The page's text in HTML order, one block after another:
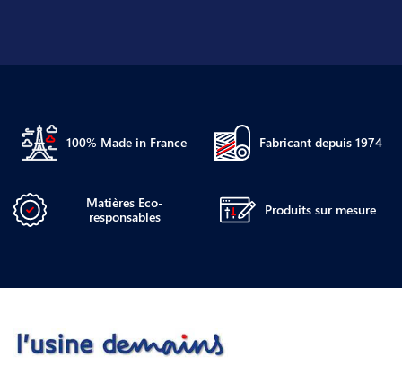
100% Made in France Fabricant depuis 1974
Matières Eco-
responsables
Produits sur mesure